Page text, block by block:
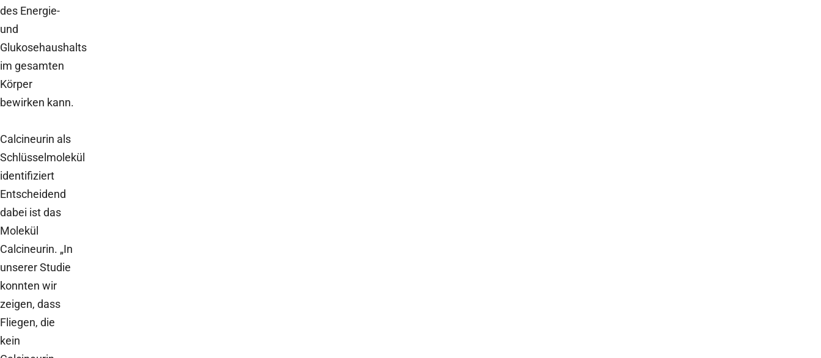
des Energie-
und
Glukosehaushalts
im gesamten
Körper
bewirken kann.
Calcineurin als
Schlüsselmolekül
identifiziert
Entscheidend
dabei ist das
Molekül
Calcineurin. „In
unserer Studie
konnten wir
zeigen, dass
Fliegen, die
kein